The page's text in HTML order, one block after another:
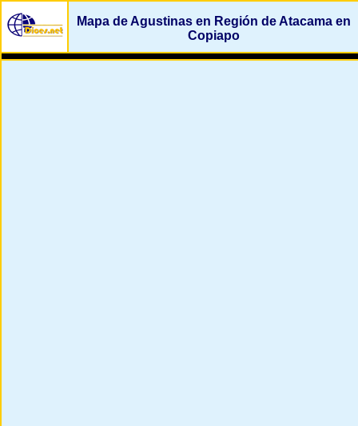
Mapa de Agustinas en Región de Atacama en
Copiapo